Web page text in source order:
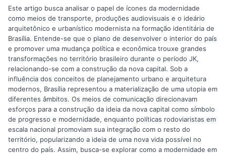
Este artigo busca analisar o papel de ícones da modernidade
como meios de transporte, produções audiovisuais e o ideário
arquitetônico e urbanístico modernista na formação identitária de
Brasília. Entende-se que o plano de desenvolver o interior do país
e promover uma mudança política e econômica trouxe grandes
transformações no território brasileiro durante o período JK,
relacionando-se com a construção da nova capital. Sob a
influência dos conceitos de planejamento urbano e arquitetura
modernos, Brasília representou a materialização de uma utopia em
diferentes âmbitos. Os meios de comunicação direcionavam
esforços para a construção da ideia da nova capital como símbolo
de progresso e modernidade, enquanto políticas rodoviaristas em
escala nacional promoviam sua integração com o resto do
território, popularizando a ideia de uma nova vida possível no
centro do país. Assim, busca-se explorar como a modernidade em